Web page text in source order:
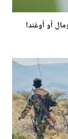
أو أوغندا